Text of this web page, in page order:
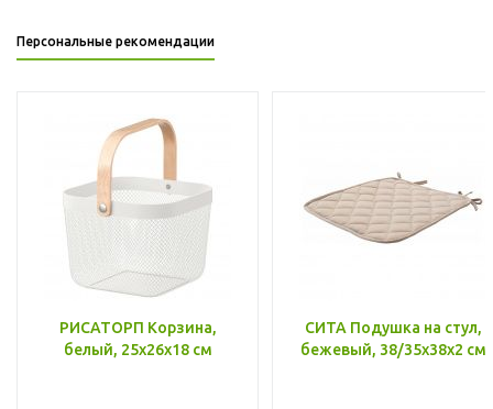
Персональные рекомендации
РИСАТОРП Корзина,
белый, 25x26x18 см
СИТА Подушка на стул,
бежевый, 38/35x38x2 см